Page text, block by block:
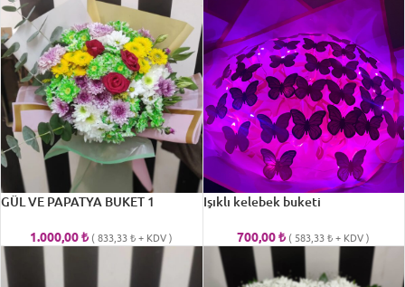
GÜL VE PAPATYA BUKET 1
1.000,00₺ (833,33₺+ KDV )
Işıklı kelebek buketi
700,00₺ ( 583,33₺+ KDV )